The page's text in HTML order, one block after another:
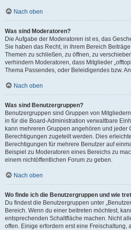
Nach oben
Was sind Moderatoren?
Die Aufgabe der Moderatoren ist es, das
Sie haben das Recht, in ihrem Bereich
Themen zu schließen, zu öffnen, zu
verhindern Moderatoren, dass Mitglieder
Thema Passendes, oder Beleidigendes bzw.
Nach oben
Was sind Benutzergruppen?
Benutzergruppen sind Gruppen von
in für die Board-Administration verwaltbare
kann mehreren Gruppen angehören und jeder
Berechtigungen zugeteilt werden. Dies
Berechtigungen für mehrere Benutzer auf
Beispiel zu Moderatoren eines Bereichs zu
einem nichtöffentlichen Forum zu geben.
Nach oben
Wo finde ich die Benutzergruppen und wie
Du findest die Benutzergruppen unter
Bereich. Wenn du einer beitreten möchtest,
entsprechenden Schaltfläche machen. Nicht
offen. Einige erfordern erst eine Freischaltung,